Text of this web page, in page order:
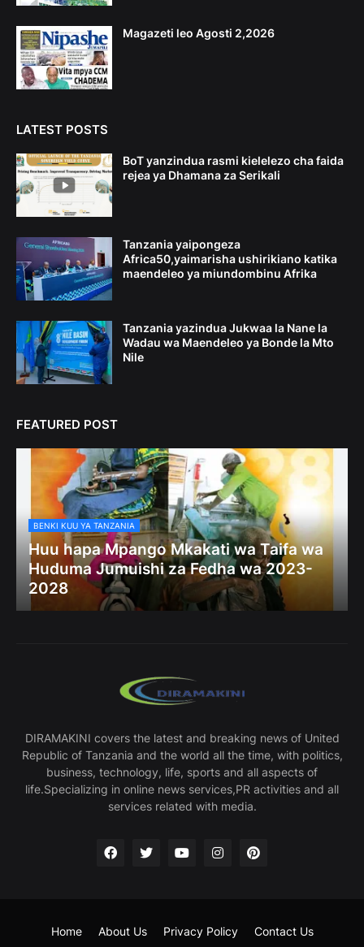
Magazeti leo Agosti 2,2026
LATEST POSTS
BoT yanzindua rasmi kielelezo cha faida
rejea ya Dhamana za Serikali
Tanzania yaipongeza
Africa50,yaimarisha ushirikiano katika
maendeleo ya miundombinu Afrika
Tanzania yazindua Jukwaa la Nane la
Wadau wa Maendeleo ya Bonde la Mto
Nile
FEATURED POST
BENKI KUU YA TANZANIA
Huu hapa Mpango Mkakati wa Taifa wa
Huduma Jumuishi za Fedha wa 2023-
2028
DIRAMAKINI covers the latest and breaking news of United
Republic of Tanzania and the world all the time, with politics,
business, technology, life, sports and all aspects of
life.Specializing in online news services,PR activities and all
services related with media.
Home About Us Privacy Policy Contact Us